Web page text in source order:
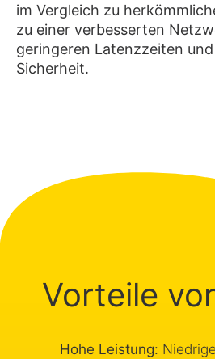
im Vergleich zu
zu einer verbesserten
geringeren Latenzzeiten
Sicherheit.
Vorteile
Hohe Leistung: